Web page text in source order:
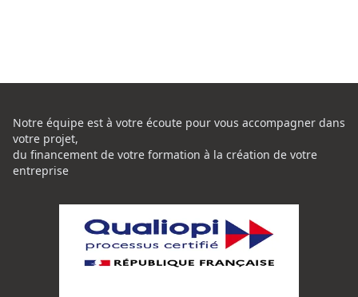
Notre équipe est à votre écoute pour vous accompagner dans
votre projet,
du financement de votre formation à la création de votre
entreprise